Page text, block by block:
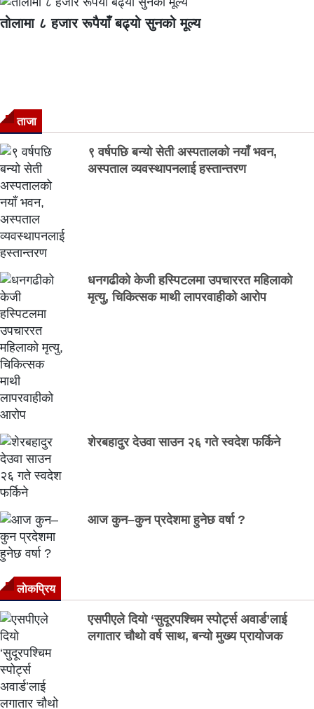
तोलामा ८ हजार रूपैयाँ बढ्यो सुनको मूल्य
ताजा
९ वर्षपछि बन्यो सेती अस्पतालको नयाँ भवन,
अस्पताल व्यवस्थापनलाई हस्तान्तरण
धनगढीको केजी हस्पिटलमा उपचाररत महिलाको
मृत्यु, चिकित्सक माथी लापरवाहीको आरोप
शेरबहादुर देउवा साउन २६ गते स्वदेश फर्किने
आज कुन–कुन प्रदेशमा हुनेछ वर्षा ?
लाेकप्रिय
एसपीएले दियो ‘सुदूरपश्चिम स्पोर्ट्स अवार्ड’लाई
लगातार चौथो वर्ष साथ, बन्यो मुख्य प्रायोजक